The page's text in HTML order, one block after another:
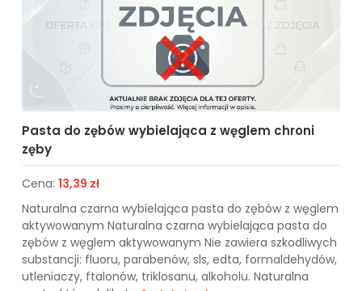
Pasta do zębów wybielająca z węglem chroni
zęby
Cena: 13,39 zł
Naturalna czarna wybielająca pasta do zębów z węglem
aktywowanym Naturalna czarna wybielająca pasta do
zębów z węglem aktywowanym Nie zawiera szkodliwych
substancji: fluoru, parabenów, sls, edta, formaldehydów,
utleniaczy, ftalonów, triklosanu, alkoholu. Naturalna